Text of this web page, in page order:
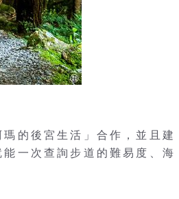
的後宮生活」合作，並且建
一次查詢步道的難易度、海